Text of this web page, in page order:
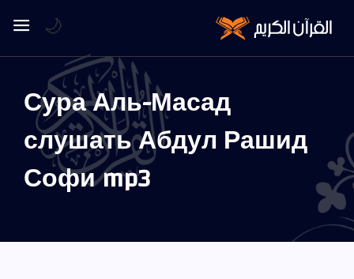
Сура Аль-Масад
слушать Абдул Рашид
Софи mp3
🌙